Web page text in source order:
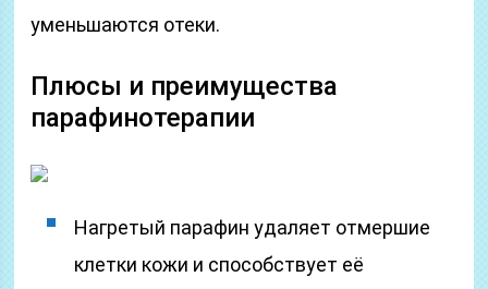
уменьшаются отеки.
Плюсы и преимущества
парафинотерапии
Нагретый парафин удаляет отмершие
клетки кожи и способствует её